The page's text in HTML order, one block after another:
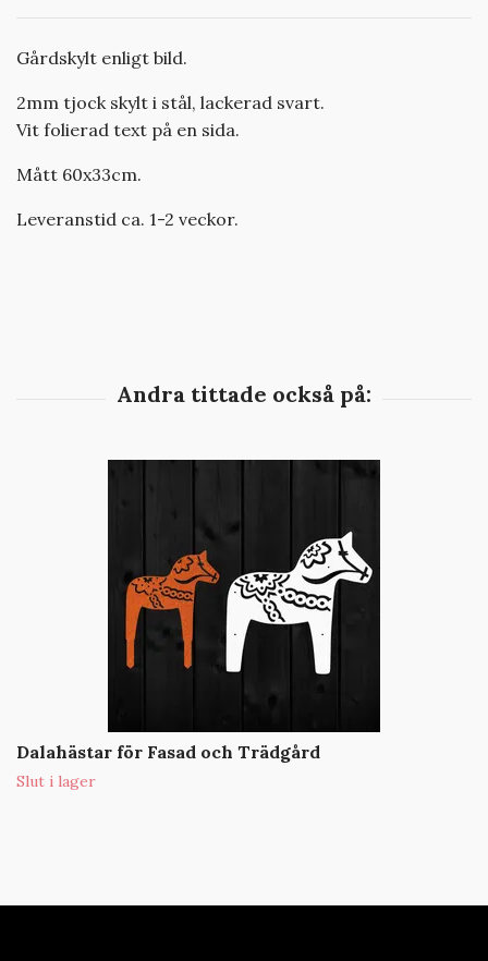
Gårdskylt enligt bild.
2mm tjock skylt i stål, lackerad svart.
Vit folierad text på en sida.
Mått 60x33cm.
Leveranstid ca. 1-2 veckor.
Dalahästar för Fasad och Trädgård
Slut i lager